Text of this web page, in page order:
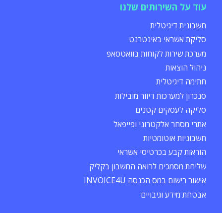
עוד על השירותים שלנו
חשבונית דיגיטלית
סליקת אשראי באינטרנט
מערכת שירות לקוחות בוואטסאפ
ניהול הוצאות
חתימה דיגיטלית
סנכרון למערכות דיוור מובילות
סליקה לעסקים קטנים
אתרי מסחר אלקטרוני ופייפאל
חשבוניות אוטומטיות
הוראות קבע בכרטיסי אשראי
שליחת מסמכים לרואה החשבון בקליק
אישור רישום במס הכנסה INVOICE4U
אבטחת מידע וגיבויים